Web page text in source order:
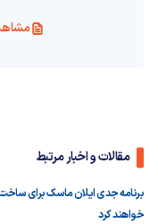
مقالات و اخبار مرتبط
برنامه جدی ایلان ماسک برای ساخت‌
خواهند کرد